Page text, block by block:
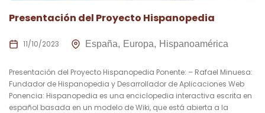
Presentación del Proyecto Hispanopedia
11/10/2023 España Europa Hispanoamérica
Presentación del Proyecto Hispanopedia Ponente: – Rafael Minuesa:
Fundador de Hispanopedia y Desarrollador de Aplicaciones Web
Ponencia: Hispanopedia es una enciclopedia interactiva escrita en
español basada en un modelo de Wiki, que está abierta a la